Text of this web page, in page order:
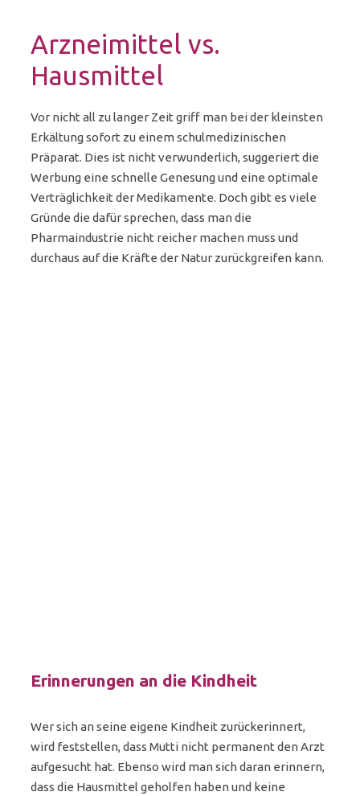
Arzneimittel vs.
Hausmittel
Vor nicht all zu langer Zeit griff man bei der kleinsten
Erkältung sofort zu einem schulmedizinischen
Präparat. Dies ist nicht verwunderlich, suggeriert die
Werbung eine schnelle Genesung und eine optimale
Verträglichkeit der Medikamente. Doch gibt es viele
Gründe die dafür sprechen, dass man die
Pharmaindustrie nicht reicher machen muss und
durchaus auf die Kräfte der Natur zurückgreifen kann.
Erinnerungen an die Kindheit
Wer sich an seine eigene Kindheit zurückerinnert,
wird feststellen, dass Mutti nicht permanent den Arzt
aufgesucht hat. Ebenso wird man sich daran erinnern,
dass die Hausmittel geholfen haben und keine